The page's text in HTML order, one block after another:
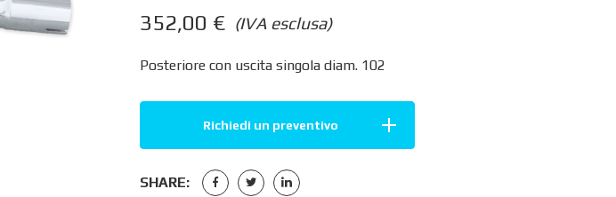
(IVA esclusa)
352,00 €
Posteriore con uscita singola diam. 102
Richiedi un preventivo
SHARE: